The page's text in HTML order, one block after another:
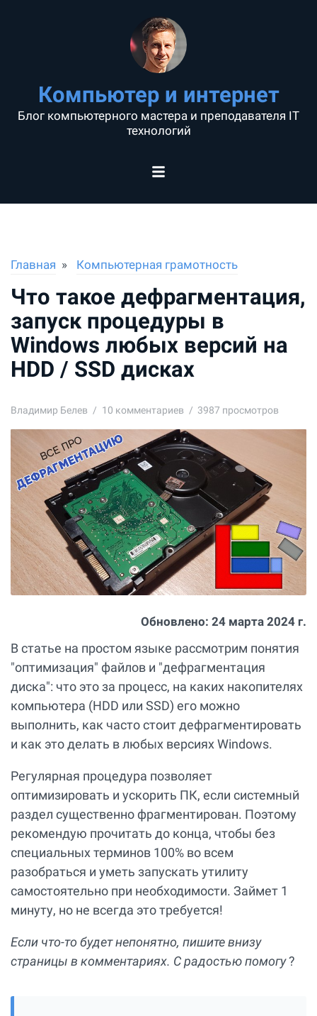
Компьютер и интернет
Блог компьютерного мастера и преподавателя IT
технологий
Главная Компьютерная грамотность
Что такое дефрагментация,
запуск процедуры в
Windows любых версий на
HDD / SSD дисках
Владимир Белев 10 комментариев 3987 просмотров
Обновлено: 24 марта 2024 г.
В статье на простом языке рассмотрим понятия
"оптимизация" файлов и "дефрагментация
диска": что это за процесс, на каких накопителях
компьютера (HDD или SSD) его можно
выполнить, как часто стоит дефрагментировать
и как это делать в любых версиях Windows.
Регулярная процедура позволяет
оптимизировать и ускорить ПК, если системный
раздел существенно фрагментирован. Поэтому
рекомендую прочитать до конца, чтобы без
специальных терминов 100% во всем
разобраться и уметь запускать утилиту
самостоятельно при необходимости. Займет 1
минуту, но не всегда это требуется!
Если что-то будет непонятно, пишите внизу
страницы в комментариях. С радостью помогу?